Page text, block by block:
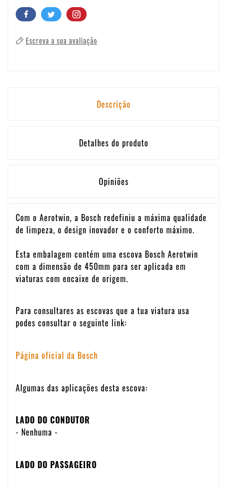
Escreva a sua avaliação
Descrição
Detalhes do produto
Opiniões
Com o Aerotwin, a Bosch redefiniu a máxima qualidade
de limpeza, o design inovador e o conforto máximo.
Esta embalagem contém uma escova Bosch Aerotwin
com a dimensão de 450mm para ser aplicada em
viaturas com encaixe de origem.
Para consultares as escovas que a tua viatura usa
podes consultar o seguinte link:
Página oficial da Bosch
Algumas das aplicações desta escova:
LADO DO CONDUTOR
- Nenhuma -
LADO DO PASSAGEIRO